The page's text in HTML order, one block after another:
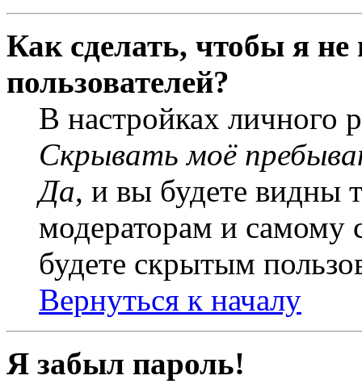
Как сделать, чтобы я
пользователей?
В настройках личного
Скрывать моё
Да, и вы будете видны
модераторам и самому
будете скрытым
Вернуться к началу
Я забыл пароль!